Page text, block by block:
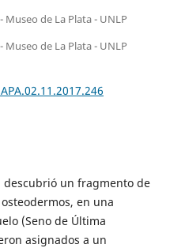
de La Plata - UNLP
de La Plata - UNLP
descubrió un fragmento de
en una
(Seno de Última
asignados a un